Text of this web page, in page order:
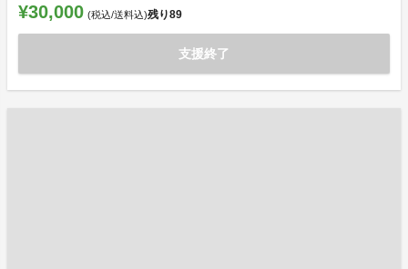
¥30,000 (税込/送料込)残り89
支援終了